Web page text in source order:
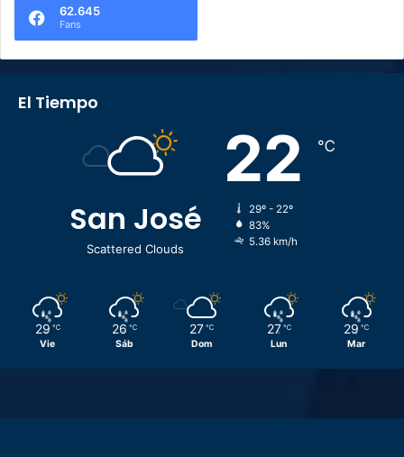
62.645
Fans
El Tiempo
San José
Scattered Clouds
22 ℃
29º - 22º
83%
5.36 km/h
29 ℃
Vie
26 ℃
Sáb
27 ℃
Dom
27 ℃
Lun
29 ℃
Mar